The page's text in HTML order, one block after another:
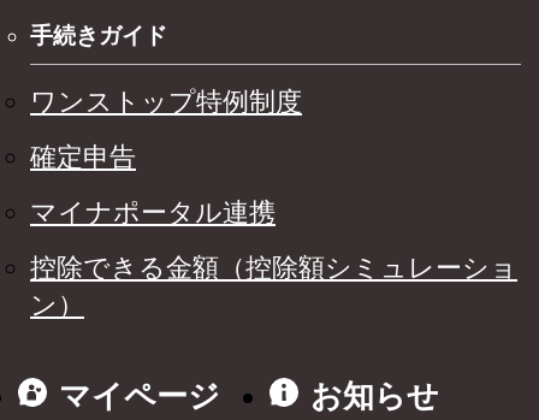
手続きガイド
ワンストップ特例制度
確定申告
マイナポータル連携
控除できる金額（控除額シミュレーショ
ン）
マイページ
お知らせ